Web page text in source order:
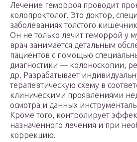
Лечение геморроя проводит
колопроктолог. Это доктор,
заболеваниях толстого
Он не только лечит геморрой у
врач занимается детальным
пациентов с помощью
диагностики — колоноскопии,
др. Разрабатывает
терапевтическую схему в
клиническими проявлениями
осмотра и данных
Кроме того, контролирует
назначенного лечения и при
коррекцию.